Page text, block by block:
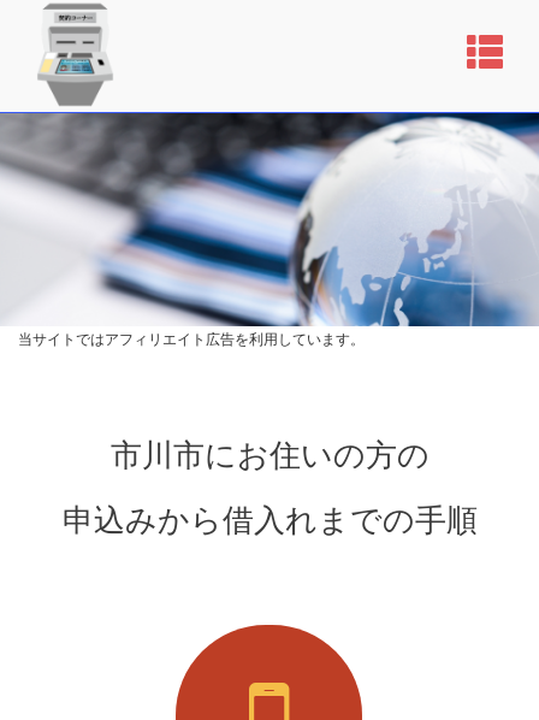
当サイトではアフィリエイト広告を利用しています。
市川市にお住いの方の
申込みから借入れまでの手順